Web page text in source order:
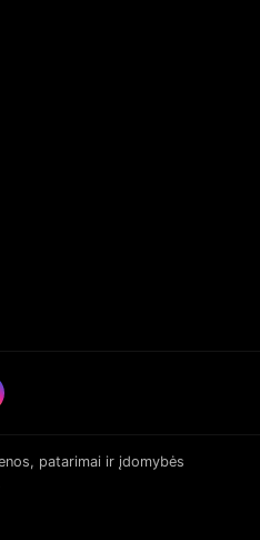
patarimai ir įdomybės